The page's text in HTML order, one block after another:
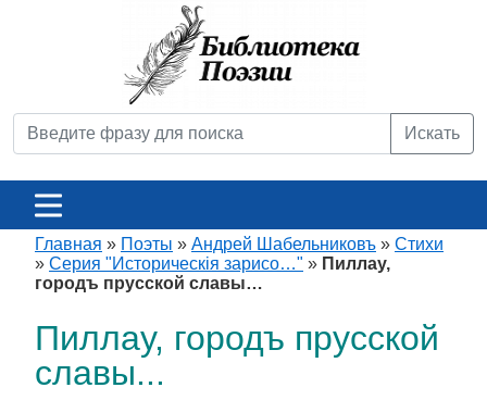
Искать
Главная » Поэты » Андрей Шабельниковъ » Стихи
» Серия "Историческiя зарисо…" » Пиллау,
городъ прусской славы…
Пиллау, городъ прусской
славы...